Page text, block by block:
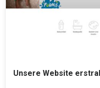
Unsere Website